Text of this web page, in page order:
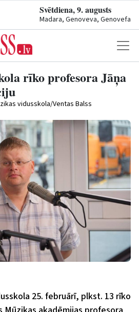
Svētdiena, 9. augusts
Madara, Genoveva, Genovefa
rīko profesora Jāņa
vidusskola/Ventas Balss
25. februārī, plkst. 13 rīko